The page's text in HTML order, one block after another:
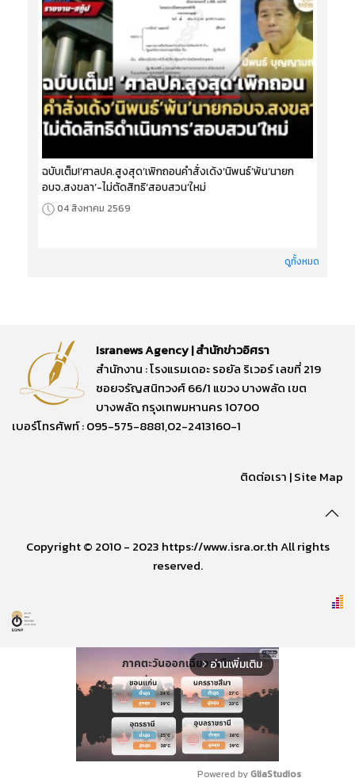
ฉบับเต็ม!‘ศาลปค.สูงสุด’เพิกถอนคำสั่งเด้ง‘นิพนธ์’พ้น‘นายก
อบจ.สงขลา’-ไม่ตัดสิทธิ‘สอบสวน’ใหม่
04 สิงหาคม 2569
ดูทั้งหมด
Isranews Agency | สำนักข่าวอิศรา
สำนักงาน : โรงแรมเดอะ รอยัล ริเวอร์ เลขที่ 219
ซอยจรัญสนิทวงศ์ 66/1 แขวง บางพลัด เขต
บางพลัด กรุงเทพมหานคร 10700
เบอร์โทรศัพท์ : 095-575-8881,02-2413160-1
ติดต่อเรา |Site Map
Copyright © 2010 - 2023 https://www.isra.or.th All rights
reserved.
arrow_forward_ios อ่านเพิ่มเติม
Powered by GliaStudios